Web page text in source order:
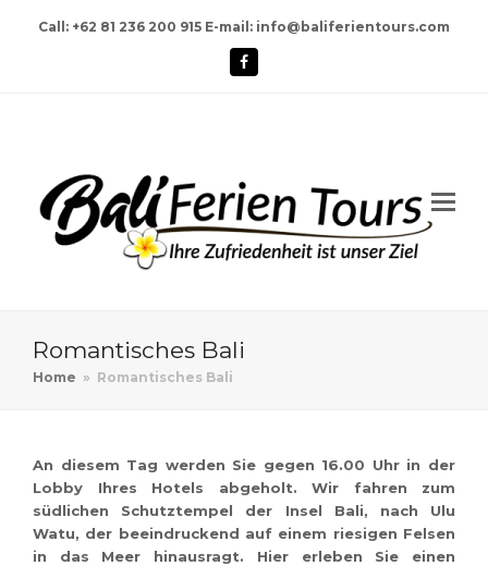
Call: +62 81 236 200 915 E-mail: info@baliferientours.com
Facebook
Romantisches Bali
Home » Romantisches Bali
An diesem Tag werden Sie gegen 16.00 Uhr in der
Lobby Ihres Hotels abgeholt. Wir fahren zum
südlichen Schutztempel der Insel Bali, nach Ulu
Watu, der beeindruckend auf einem riesigen Felsen
in das Meer hinausragt. Hier erleben Sie einen